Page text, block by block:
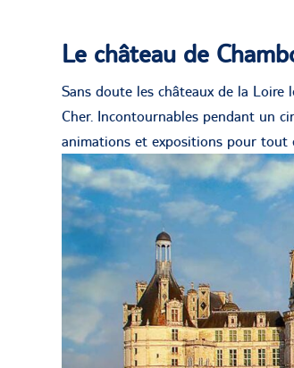
Le château de
Sans doute les châteaux de la
Cher. Incontournables pendant un
animations et expositions pour tout